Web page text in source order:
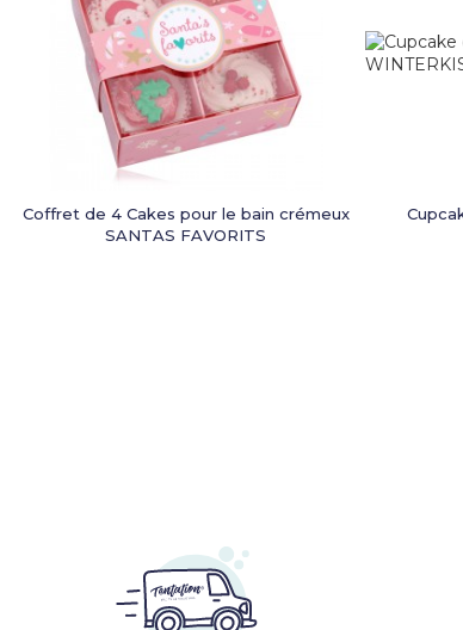
Coffret de 4 Cakes pour le bain crémeux
SANTAS FAVORITS